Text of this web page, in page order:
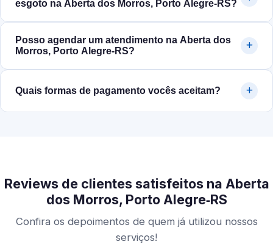
esgoto na Aberta dos Morros, Porto Alegre‑RS?
Posso agendar um atendimento na Aberta dos
Morros, Porto Alegre‑RS?
Quais formas de pagamento vocês aceitam?
Reviews de clientes satisfeitos na Aberta
dos Morros, Porto Alegre‑RS
Confira os depoimentos de quem já utilizou nossos
serviços!